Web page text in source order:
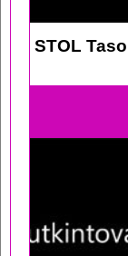
STOL